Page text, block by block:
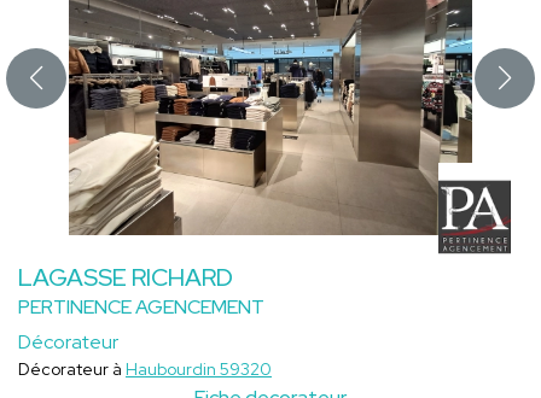
LAGASSE RICHARD
PERTINENCE AGENCEMENT
Décorateur
Décorateur à Haubourdin 59320